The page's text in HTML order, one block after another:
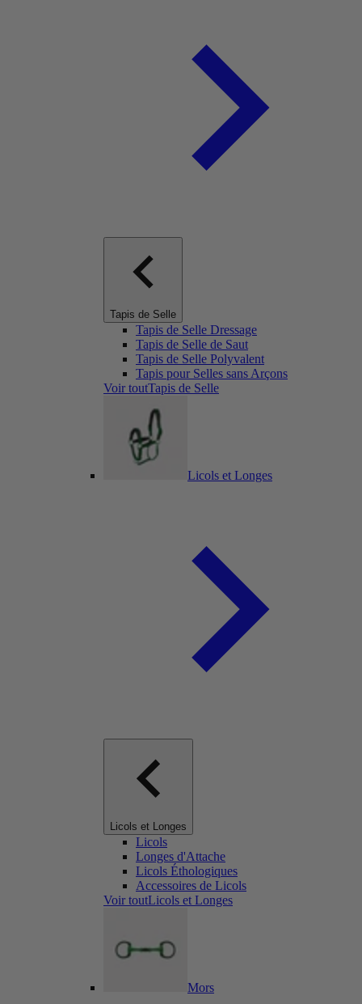
Tapis de Selle
Tapis de Selle Dressage
Tapis de Selle de Saut
Tapis de Selle Polyvalent
Tapis pour Selles sans Arçons
Voir toutTapis de Selle
Licols et Longes
Licols et Longes
Licols
Longes d'Attache
Licols Éthologiques
Accessoires de Licols
Voir toutLicols et Longes
Mors